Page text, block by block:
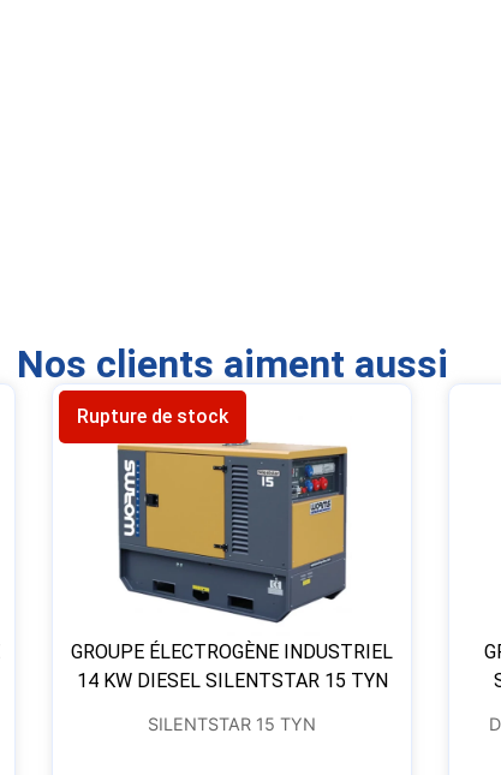
Nos clients aiment aussi
Rupture de stock
GROUPE ÉLECTROGÈNE INDUSTRIEL
14 KW DIESEL SILENTSTAR 15 TYN
SILENTSTAR 15 TYN